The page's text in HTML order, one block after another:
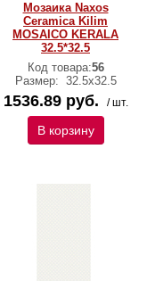
Мозаика Naxos
Ceramica Kilim
MOSAICO KERALA
32.5*32.5
Код товара:56
Размер: 32.5x32.5
1536.89 руб. / шт.
В корзину